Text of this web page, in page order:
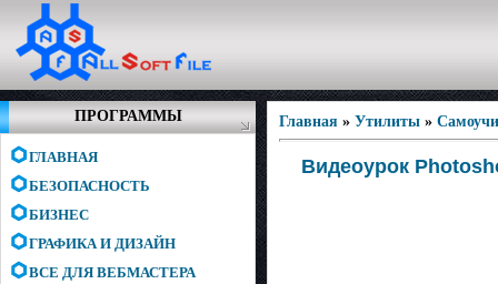
ПРОГРАММЫ
ГЛАВНАЯ
БЕЗОПАСНОСТЬ
БИЗНЕС
ГРАФИКА И ДИЗАЙН
ВСЕ ДЛЯ ВЕБМАСТЕРА
Главная » Утилиты »
Видеоурок